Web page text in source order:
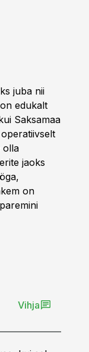
juba nii
edukalt
Saksamaa
olla
jaoks
on
Vihja